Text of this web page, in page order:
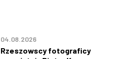
04.08.2026
Rzeszowscy fotograficy